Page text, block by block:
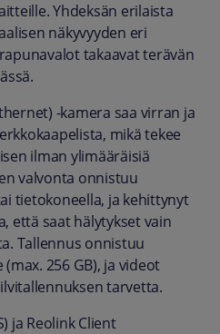
Yhdeksän erilaista
näkyvyyden eri
takaavat terävän
-kamera saa virran ja
mikä tekee
ilman ylimääräisiä
valvonta onnistuu
tietokoneella, ja kehittynyt
että saat hälytykset vain
Tallennus onnistuu
256 GB), ja videot
tarvetta.
ja Reolink Client